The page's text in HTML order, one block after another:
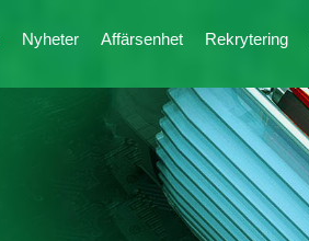
Nyheter Affärsenhet Rekrytering